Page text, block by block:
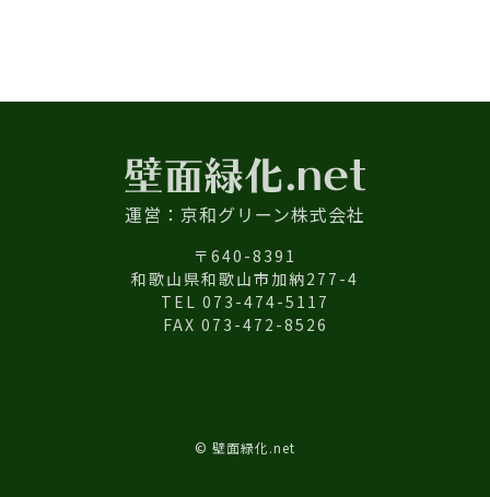
運営：京和グリーン株式会社
〒640-8391
和歌山県和歌山市加納277-4
TEL 073-474-5117
FAX 073-472-8526
© 壁面緑化.net